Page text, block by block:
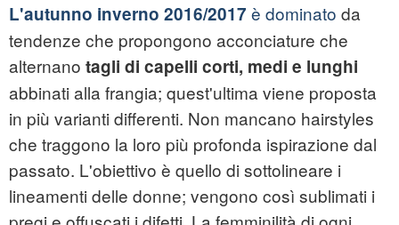
L'autunno inverno 2016/2017 è dominato da
tendenze che propongono acconciature che
alternano tagli di capelli corti, medi e lunghi
abbinati alla frangia; quest'ultima viene proposta
in più varianti differenti. Non mancano hairstyles
che traggono la loro più profonda ispirazione dal
passato. L'obiettivo è quello di sottolineare i
lineamenti delle donne; vengono così sublimati i